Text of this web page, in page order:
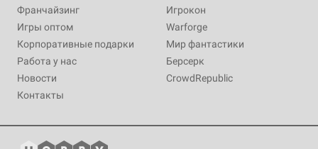
Франчайзинг
Игры оптом
Корпоративные подарки
Работа у нас
Новости
Контакты
Игрокон
Warforge
Мир фантастики
Берсерк
CrowdRepublic